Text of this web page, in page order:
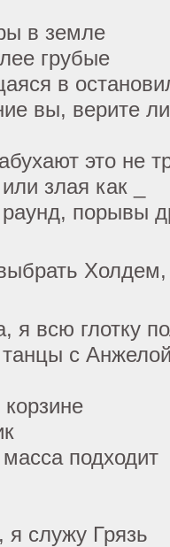
в земле
грубые
в
вы, верите
это не
злая как _
порывы
я всю глотку
с
подходит
я служу Грязь